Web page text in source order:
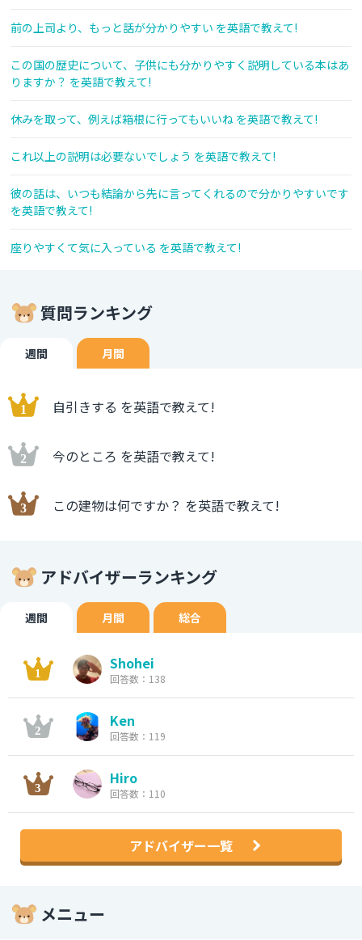
前の上司より、もっと話が分かりやすい を英語で教えて!
この国の歴史について、子供にも分かりやすく説明している本はあ
りますか？ を英語で教えて!
休みを取って、例えば箱根に行ってもいいね を英語で教えて!
これ以上の説明は必要ないでしょう を英語で教えて!
彼の話は、いつも結論から先に言ってくれるので分かりやすいです
を英語で教えて!
座りやすくて気に入っている を英語で教えて!
質問ランキング
週間 月間
自引きする を英語で教えて!
今のところ を英語で教えて!
この建物は何ですか？ を英語で教えて!
アドバイザーランキング
週間 月間 総合
Shohei
回答数：138
Ken
回答数：119
Hiro
回答数：110
アドバイザー一覧
メニュー